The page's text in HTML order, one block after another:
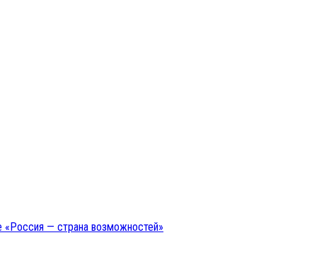
«Россия — страна возможностей»